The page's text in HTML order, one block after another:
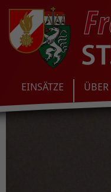
EINSÄTZE